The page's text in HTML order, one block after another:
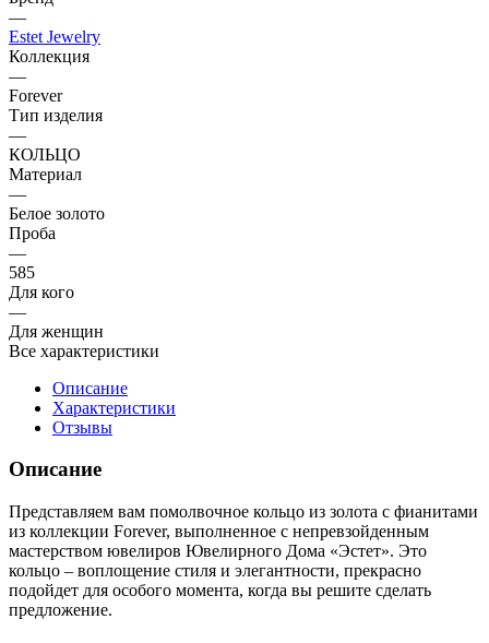
—
Estet Jewelry
Коллекция
—
Forever
Тип изделия
—
КОЛЬЦО
Материал
—
Белое золото
Проба
—
585
Для кого
—
Для женщин
Все характеристики
Описание
Характеристики
Отзывы
Описание
Представляем вам помолвочное кольцо из золота с фианитами
из коллекции Forever, выполненное с непревзойденным
мастерством ювелиров Ювелирного Дома «Эстет». Это
кольцо – воплощение стиля и элегантности, прекрасно
подойдет для особого момента, когда вы решите сделать
предложение.